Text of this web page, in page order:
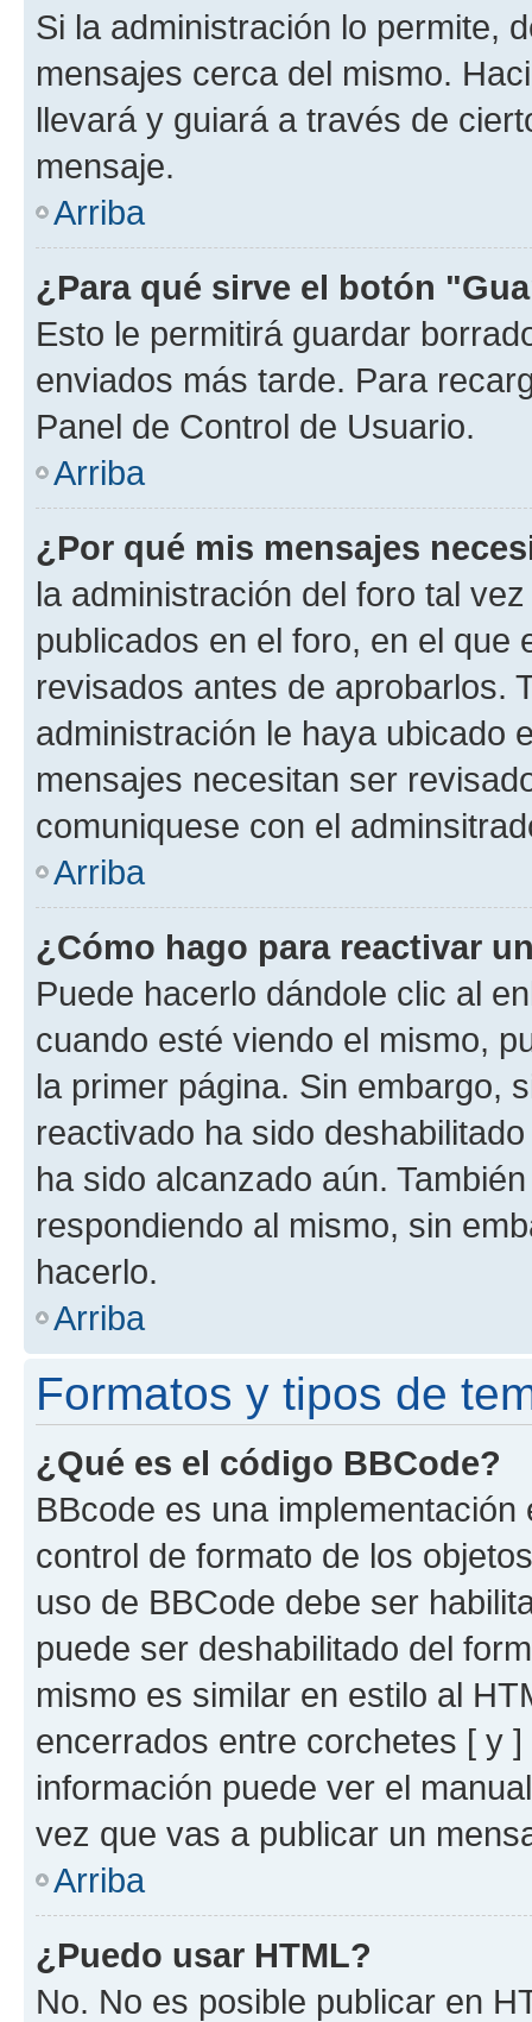
Si la administración lo permite,
mensajes cerca del mismo.
llevará y guiará a través de
mensaje.
Arriba
¿Para qué sirve el botón
Esto le permitirá guardar
enviados más tarde. Para
Panel de Control de Usuario.
Arriba
¿Por qué mis mensajes
la administración del foro tal
publicados en el foro, en el
revisados antes de aprobarlos.
administración le haya ubicado
mensajes necesitan ser
comuniquese con el
Arriba
¿Cómo hago para reactivar
Puede hacerlo dándole clic al
cuando esté viendo el mismo,
la primer página. Sin embargo,
reactivado ha sido
ha sido alcanzado aún.
respondiendo al mismo, sin
hacerlo.
Arriba
Formatos y tipos de
¿Qué es el código BBCode?
BBcode es una
control de formato de los
uso de BBCode debe ser
puede ser deshabilitado del
mismo es similar en estilo al
encerrados entre corchetes [ y
información puede ver el
vez que vas a publicar un
Arriba
¿Puedo usar HTML?
No. No es posible publicar en